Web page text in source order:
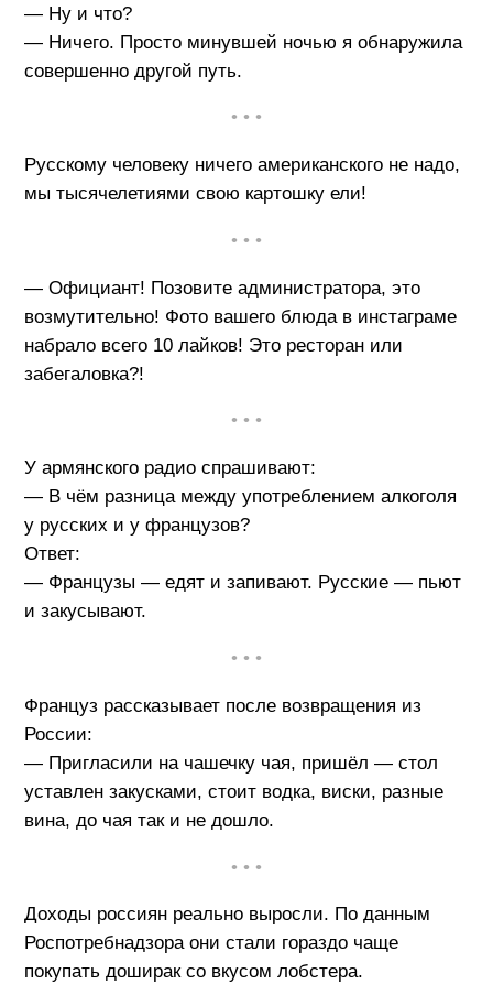
— Ну и что?
— Ничего. Просто минувшей ночью я обнаружила
совершенно другой путь.
• • •
Русскому человеку ничего американского не надо,
мы тысячелетиями свою картошку ели!
• • •
— Официант! Позовите администратора, это
возмутительно! Фото вашего блюда в инстаграме
набрало всего 10 лайков! Это ресторан или
забегаловка?!
• • •
У армянского радио спрашивают:
— В чём разница между употреблением алкоголя
у русских и у французов?
Ответ:
— Французы — едят и запивают. Русские — пьют
и закусывают.
• • •
Француз рассказывает после возвращения из
России:
— Пригласили на чашечку чая, пришёл — стол
уставлен закусками, стоит водка, виски, разные
вина, до чая так и не дошло.
• • •
Доходы россиян реально выросли. По данным
Роспотребнадзора они стали гораздо чаще
покупать доширак со вкусом лобстера.